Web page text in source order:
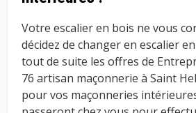
Votre escalier en bois ne vous
décidez de changer en escalier
tout de suite les offres de
76 artisan maçonnerie à Saint
pour vos maçonneries